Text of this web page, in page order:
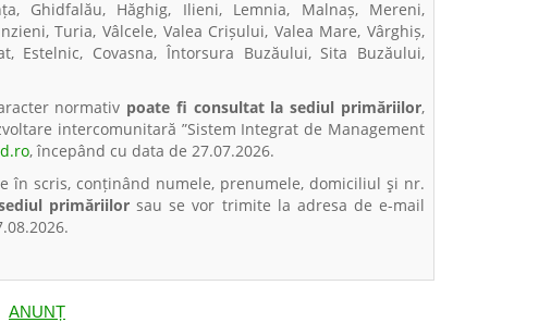
Ghidfalău, Hăghig, Ilieni, Lemnia, Malnaș, Mereni,
Turia, Vâlcele, Valea Crișului, Valea Mare, Vârghiș,
Estelnic, Covasna, Întorsura Buzăului, Sita Buzăului,
normativ poate fi consultat la sediul primăriilor,
intercomunitară ”Sistem Integrat de Management
, începând cu data de 27.07.2026.
în scris, conținând numele, prenumele, domiciliul şi nr.
primăriilor sau se vor trimite la adresa de e-mail
ANUNȚ